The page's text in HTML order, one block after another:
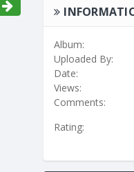
Album:
Uploaded By:
Date:
Views:
Comments:
Rating: